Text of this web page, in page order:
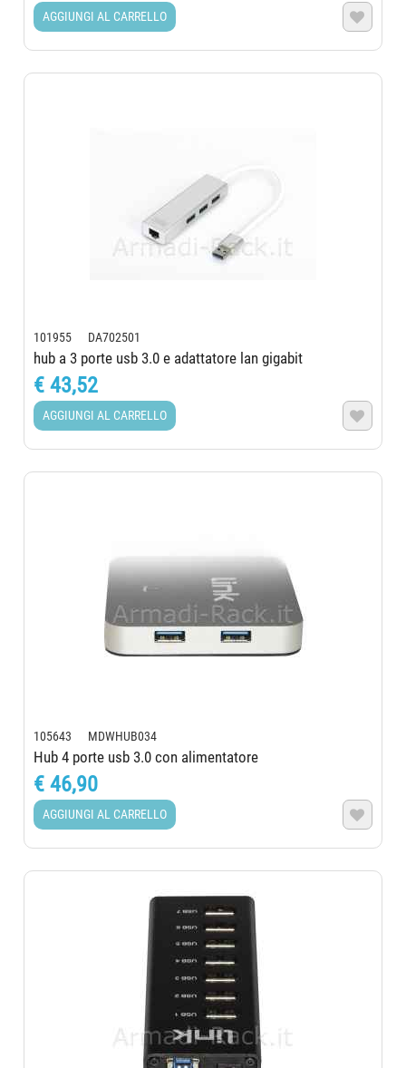
AGGIUNGI AL CARRELLO 
101955 DA702501
hub a 3 porte usb 3.0 e adattatore lan gigabit
€ 43,52
AGGIUNGI AL CARRELLO 
105643 MDWHUB034
Hub 4 porte usb 3.0 con alimentatore
€ 46,90
AGGIUNGI AL CARRELLO 